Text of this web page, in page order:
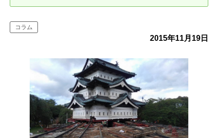
コラム
2015年11月19日